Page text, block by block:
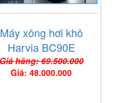
Máy xông hơi khô
Harvia BC90E
Giá hãng: 69.500.000
Giá: 48.000.000